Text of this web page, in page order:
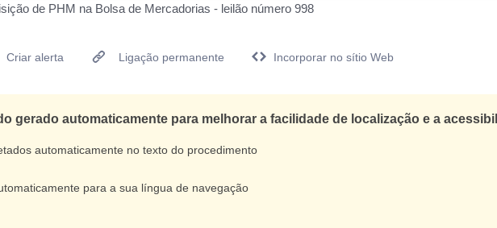
de PHM na Bolsa de Mercadorias - leilão número 998
Portlet
Criar alerta Ligação permanente Incorporar no sítio Web
gerado automaticamente para melhorar a facilidade de localização e a
automaticamente no texto do procedimento
para a sua língua de navegação